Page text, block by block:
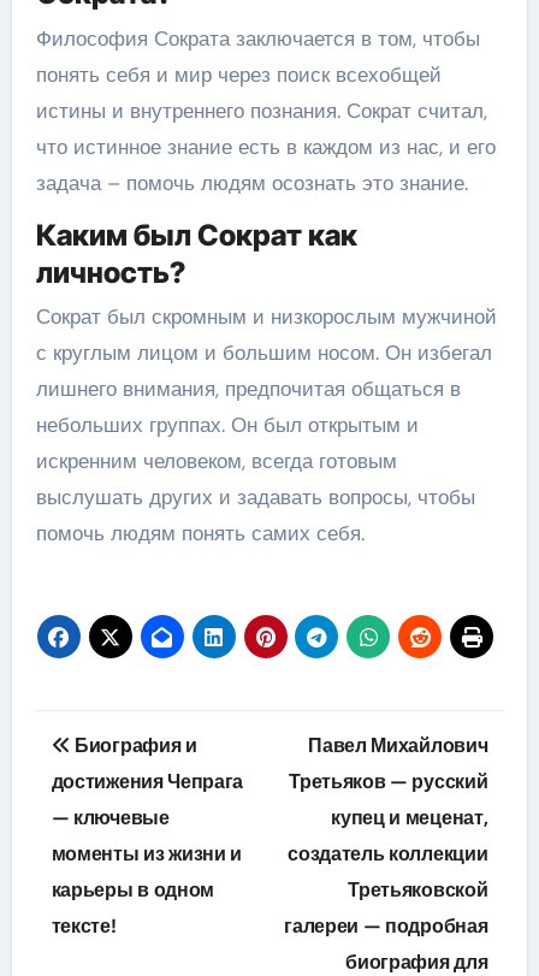
Философия Сократа заключается в том, чтобы
понять себя и мир через поиск всехобщей
истины и внутреннего познания. Сократ считал,
что истинное знание есть в каждом из нас, и его
задача – помочь людям осознать это знание.
Каким был Сократ как
личность?
Сократ был скромным и низкорослым мужчиной
с круглым лицом и большим носом. Он избегал
лишнего внимания, предпочитая общаться в
небольших группах. Он был открытым и
искренним человеком, всегда готовым
выслушать других и задавать вопросы, чтобы
помочь людям понять самих себя.
Навигация
по
записям
Биография и
достижения Чепрага
— ключевые
моменты из жизни и
карьеры в одном
тексте!
Павел Михайлович
Третьяков — русский
купец и меценат,
создатель коллекции
Третьяковской
галереи — подробная
биография для